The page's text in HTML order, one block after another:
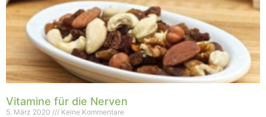
Vitamine für die Nerven
5. März 2020 Keine Kommentare